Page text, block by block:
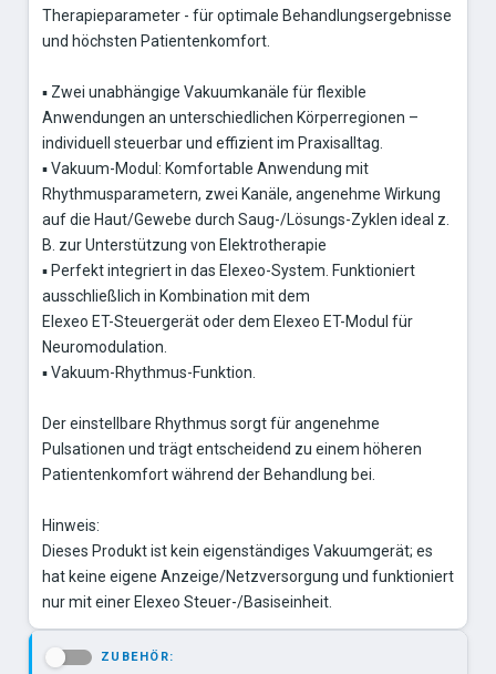
Therapieparameter - für optimale Behandlungsergebnisse
und höchsten Patientenkomfort.
▪ Zwei unabhängige Vakuumkanäle für flexible
Anwendungen an unterschiedlichen Körperregionen –
individuell steuerbar und effizient im Praxisalltag.
▪ Vakuum-Modul: Komfortable Anwendung mit
Rhythmusparametern, zwei Kanäle, angenehme Wirkung
auf die Haut/Gewebe durch Saug-/Lösungs-Zyklen ideal z.
B. zur Unterstützung von Elektrotherapie
▪ Perfekt integriert in das Elexeo-System. Funktioniert
ausschließlich in Kombination mit dem
Elexeo ET-Steuergerät oder dem Elexeo ET-Modul für
Neuromodulation.
▪ Vakuum-Rhythmus-Funktion.
Der einstellbare Rhythmus sorgt für angenehme
Pulsationen und trägt entscheidend zu einem höheren
Patientenkomfort während der Behandlung bei.
Hinweis:
Dieses Produkt ist kein eigenständiges Vakuumgerät; es
hat keine eigene Anzeige/Netzversorgung und funktioniert
ZUBEHÖR: